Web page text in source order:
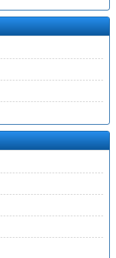
trúc dữ liệu, Khung quản
Kế hoạch số 3330/KH-
đánh giá hoạt động
năm 2026 trên địa
số nội dung tiêu chí
mới giai đoạn 2026-
Bộ Công Thương)
công tác năm 2026